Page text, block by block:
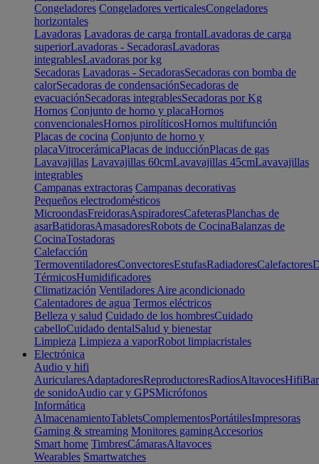
Congeladores Congeladores verticalesCongeladores
horizontales
Lavadoras Lavadoras de carga frontalLavadoras de carga
superiorLavadoras - SecadorasLavadoras
integrablesLavadoras por kg
Secadoras Lavadoras - SecadorasSecadoras con bomba de
calorSecadoras de condensaciónSecadoras de
evacuaciónSecadoras integrablesSecadoras por Kg
Hornos Conjunto de horno y placaHornos
convencionalesHornos pirolíticosHornos multifunción
Placas de cocina Conjunto de horno y
placaVitrocerámicaPlacas de inducciónPlacas de gas
Lavavajillas Lavavajillas 60cmLavavajillas 45cmLavavajillas
integrables
Campanas extractoras Campanas decorativas
Pequeños electrodomésticos
MicroondasFreidorasAspiradoresCafeterasPlanchas de
asarBatidorasAmasadoresRobots de CocinaBalanzas de
CocinaTostadoras
Calefacción
TermoventiladoresConvectoresEstufasRadiadoresCalefactores
TérmicosHumidificadores
Climatización Ventiladores Aire acondicionado
Calentadores de agua Termos eléctricos
Belleza y salud Cuidado de los hombresCuidado
cabelloCuidado dentalSalud y bienestar
Limpieza Limpieza a vaporRobot limpiacristales
Electrónica
Audio y hifi
AuricularesAdaptadoresReproductoresRadiosAltavocesHifi
de sonidoAudio car y GPSMicrófonos
Informática
AlmacenamientoTabletsComplementosPortátilesImpresoras
Gaming & streaming Monitores gamingAccesorios
Smart home TimbresCámarasAltavoces
Wearables Smartwatches